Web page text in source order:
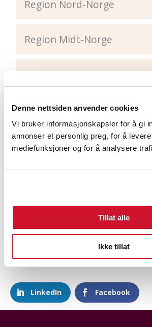
Denne nettsiden anvender cookies
Vi bruker informasjonskapsler for å gi
annonser et personlig preg, for å
mediefunksjoner og for å analysere
Tillat alle
Ikke tillat
Region Nord-Norge
Region Midt-Norge
Region Vest
Region Agder og Rogaland
Region Østlandet Sør
LinkedIn Facebook